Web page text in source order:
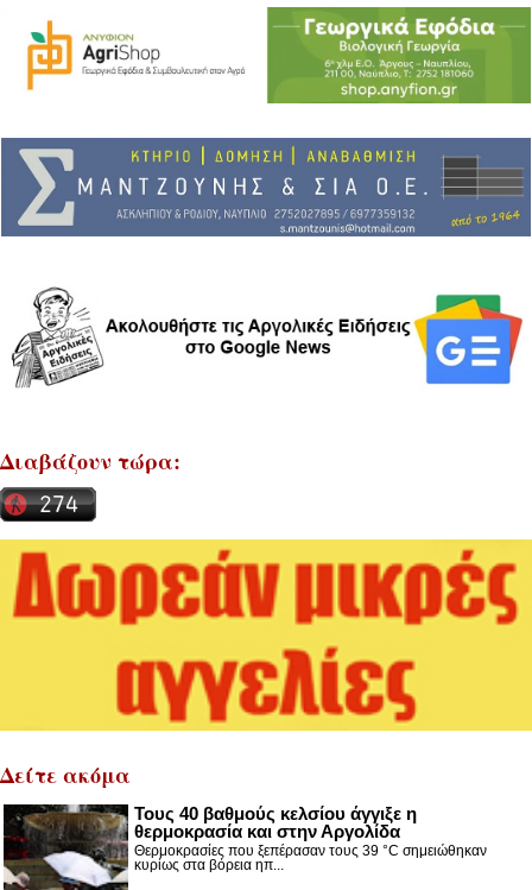
Διαβάζουν τώρα:
Δείτε ακόμα
Τους 40 βαθμούς κελσίου άγγιξε η
θερμοκρασία και στην Αργολίδα
Θερμοκρασίες που ξεπέρασαν τους 39 °C σημειώθηκαν
κυρίως στα βόρεια ηπ...